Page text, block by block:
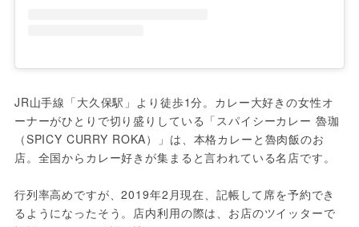
JR山手線「大久保駅」より徒歩1分。カレー大好きの女性オ
ーナーがひとりで切り盛りしている「スパイシーカレー 魯珈
（SPICY CURRY ROKA）」は、本格カレーと魯肉飯のお
店。全国からカレー好きが集まると言われている名店です。
行列率高めですが、2019年2月現在、記帳して席を予約でき
るようになったそう。店内利用の際は、お店のツイッターで